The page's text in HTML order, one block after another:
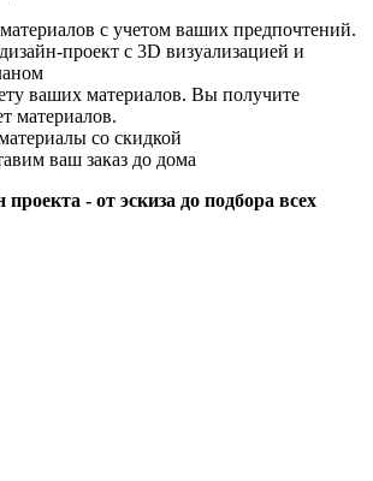
с учетом ваших предпочтений.
проект с 3D визуализацией и
ваших материалов. Вы получите
материалов.
со скидкой
ваш заказ до дома
проекта - от эскиза до подбора всех